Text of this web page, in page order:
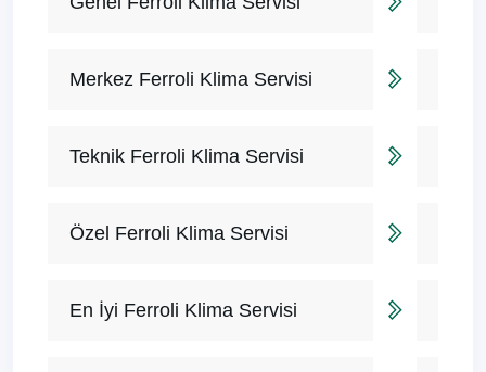
Merkez Ferroli Klima Servisi
Teknik Ferroli Klima Servisi
Özel Ferroli Klima Servisi
En İyi Ferroli Klima Servisi